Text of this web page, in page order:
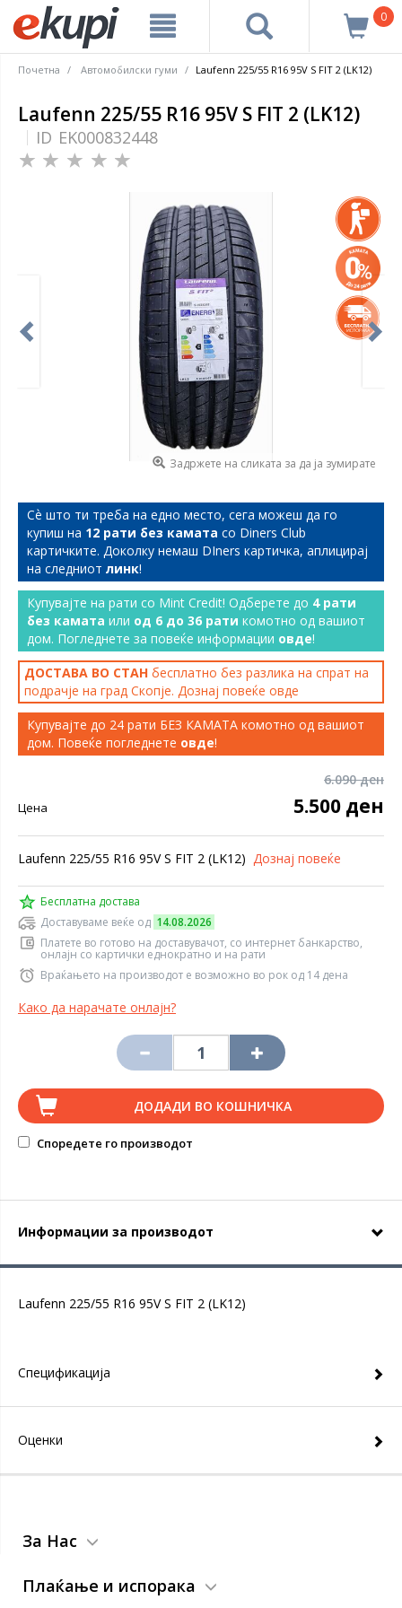
0
Почетна Автомобилски гуми Laufenn 225/55 R16 95V S FIT 2 (LK12)
Laufenn 225/55 R16 95V S FIT 2 (LK12)
ID EK000832448
Задржете на сликата за да ја зумирате
Сѐ што ти треба на едно место, сега можеш да го
купиш на 12 рати без камата со Diners Club
картичките. Доколку немаш DIners картичка, аплицирај
на следниот линк!
Купувајте на рати со Mint Credit! Одберете до 4 рати
без камата или од 6 до 36 рати комотно од вашиот
дом. Погледнете за повеќе информации овде!
ДОСТАВА ВО СТАН бесплатно без разлика на спрат на
подрачје на град Скопје. Дознај повеќе овде
Купувајте до 24 рати БЕЗ КАМАТА комотно од вашиот
дом. Повеќе погледнете овде!
6.090 ден
Цена 5.500 ден
Laufenn 225/55 R16 95V S FIT 2 (LK12) Дознај повеќе
Бесплатна достава
Доставуваме веќе од 14.08.2026
Платете во готово на доставувачот, со интернет банкарство,
онлајн со картички еднократно и на рати
Враќањето на производот е возможно во рок од 14 дена
Како да нарачате онлајн?
ДОДАДИ ВО КОШНИЧКА
Споредете го производот
Информации за производот
Laufenn 225/55 R16 95V S FIT 2 (LK12)
Спецификација
Оценки
За Нас
Плаќање и испорака